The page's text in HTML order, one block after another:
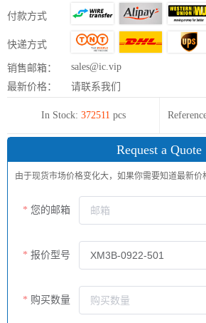
付款方式
快递方式
销售邮箱：
sales@ic.vip
最新价格：
请联系我们
In Stock: 372511 pcs
Request a Quote
由于现货市场价格变化大，如果你需要知道最新价
您的邮箱
报价型号
购买数量